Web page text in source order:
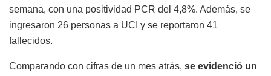
semana, con una positividad PCR del 4,8%. Además, se
ingresaron 26 personas a UCI y se reportaron 41
fallecidos.
Comparando con cifras de un mes atrás, se evidenció un